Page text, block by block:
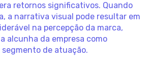
retornos significativos. Quando
a narrativa visual pode resultar em
na percepção da marca,
alcunha da empresa como
de atuação.